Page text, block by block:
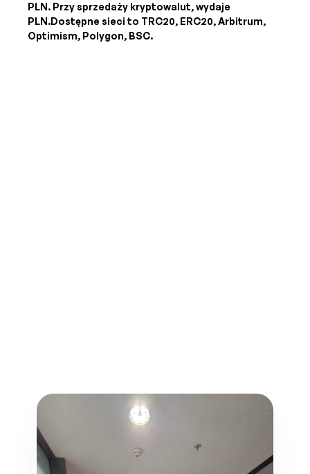
PLN. Przy sprzedaży kryptowalut, wydaje
PLN.Dostępne sieci to TRC20, ERC20, Arbitrum,
Optimism, Polygon, BSC.